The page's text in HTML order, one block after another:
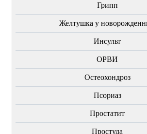
Грипп
Желтушка у
Инсульт
ОРВИ
Остеохондроз
Пcориаз
Простатит
Простуда